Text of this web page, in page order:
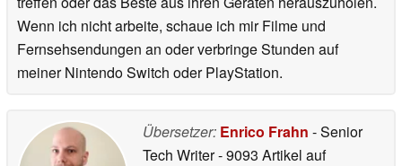
Wenn ich nicht arbeite, schaue ich mir Filme und
Fernsehsendungen an oder verbringe Stunden auf
meiner Nintendo Switch oder PlayStation.
Übersetzer: Enrico Frahn - Senior
Tech Writer- 9093 Artikel auf